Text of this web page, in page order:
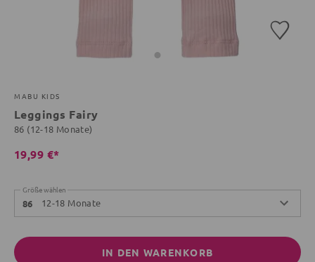
MABU KIDS
Leggings Fairy
86 (12-18 Monate)
19,99 €*
Größe wählen
86 12-18 Monate
IN DEN WARENKORB